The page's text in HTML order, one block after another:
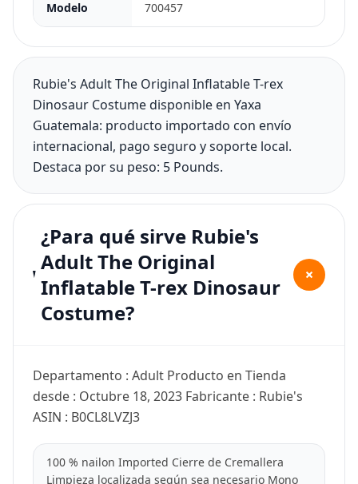
Modelo 700457
Rubie's Adult The Original Inflatable T-rex
Dinosaur Costume disponible en Yaxa
Guatemala: producto importado con envío
internacional, pago seguro y soporte local.
Destaca por su peso: 5 Pounds.
¿Para qué sirve Rubie's
Adult The Original
Inflatable T-rex Dinosaur
Costume?
+
Departamento : Adult Producto en Tienda
desde : Octubre 18, 2023 Fabricante : Rubie's
ASIN : B0CL8LVZJ3
100 % nailon Imported Cierre de Cremallera
Limpieza localizada según sea necesario Mono